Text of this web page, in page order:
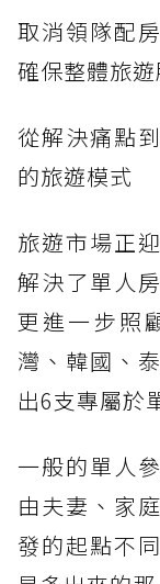
取消領隊配
確保整體旅
從解決痛點
的旅遊模式
旅遊市場正
解決了單人
更進一步照
灣、韓國、
出6支專屬於
一般的單人
由夫妻、家
發的起點不